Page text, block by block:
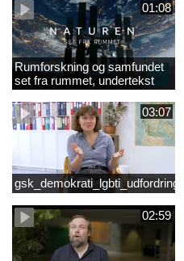
01:08
Rumforskning og samfundet
set fra rummet, undertekst
03:07
gsk_demokrati_lgbti_udfordringer
02:59